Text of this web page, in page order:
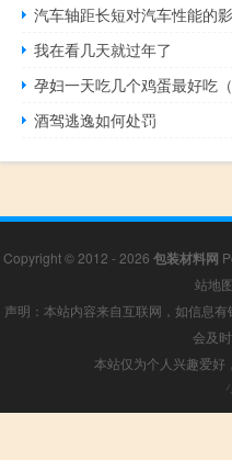
汽车轴距长短对汽车性能的
我在看几天就过年了
孕妇一天吃几个鸡蛋最好吃
酒驾逃逸如何处罚
Copyright © 2012 - 2026 包装材料网
站地图
声明：本站内容来自互联网，如信息
会及
本站仅为个人兴趣爱好